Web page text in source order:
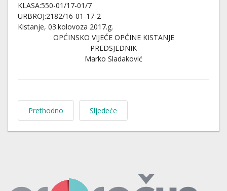
KLASA:550-01/17-01/7
URBROJ:2182/16-01-17-2
Kistanje, 03.kolovoza 2017.g.
OPĆINSKO VIJEĆE OPĆINE KISTANJE
PREDSJEDNIK
Marko Sladaković
Prethodno Sljedeće